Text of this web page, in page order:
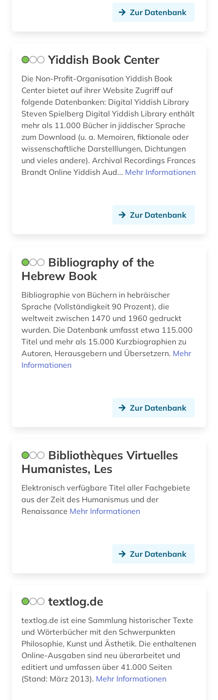
england (6)
englisches sprachgebiet (5)
enzyklopädie (7)
epik (1)
erstlingswerk (2)
fachdidaktik (1)
fernsehen (1)
feuilleton (1)
fid (1)
fid darstellende kunst (1)
fid slawistik (5)
film (4)
fotografie (3)
frankreich (6)
französisch (19)
frau (2)
frauen (1)
Zur Datenbank
Yiddish Book Center
Die Non-Profit-Organisation Yiddish Book
Center bietet auf ihrer Website Zugriff auf
folgende Datenbanken: Digital Yiddish Library
Steven Spielberg Digital Yiddish Library enthält
mehr als 11.000 Bücher in jiddischer Sprache
zum Download (u. a. Memoiren, fiktionale oder
wissenschaftliche Darstelllungen, Dichtungen
und vieles andere). Archival Recordings Frances
Brandt Online Yiddish Aud... Mehr Informationen
Zur Datenbank
Bibliography of the
Hebrew Book
Bibliographie von Büchern in hebräischer
Sprache (Vollständigkeit 90 Prozent), die
weltweit zwischen 1470 und 1960 gedruckt
wurden. Die Datenbank umfasst etwa 115.000
Titel und mehr als 15.000 Kurzbiographien zu
Autoren, Herausgebern und Übersetzern. Mehr
Informationen
Zur Datenbank
Bibliothèques Virtuelles
Humanistes, Les
Elektronisch verfügbare Titel aller Fachgebiete
aus der Zeit des Humanismus und der
Renaissance Mehr Informationen
Zur Datenbank
textlog.de
textlog.de ist eine Sammlung historischer Texte
und Wörterbücher mit den Schwerpunkten
Philosophie, Kunst und Ästhetik. Die enthaltenen
Online-Ausgaben sind neu überarbeitet und
editiert und umfassen über 41.000 Seiten
(Stand: März 2013). Mehr Informationen